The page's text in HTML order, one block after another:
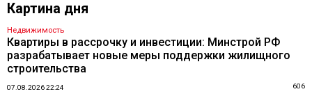
Картина дня
Недвижимость
Квартиры в рассрочку и инвестиции: Минстрой РФ
разрабатывает новые меры поддержки жилищного
строительства
07.08.2026 22:24 606